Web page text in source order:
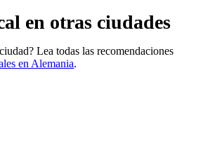
en otras ciudades
Lea todas las recomendaciones
en Alemania.